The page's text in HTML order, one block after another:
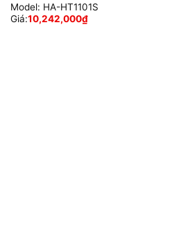
Model: HA-HT1101S
Giá:10,242,000₫